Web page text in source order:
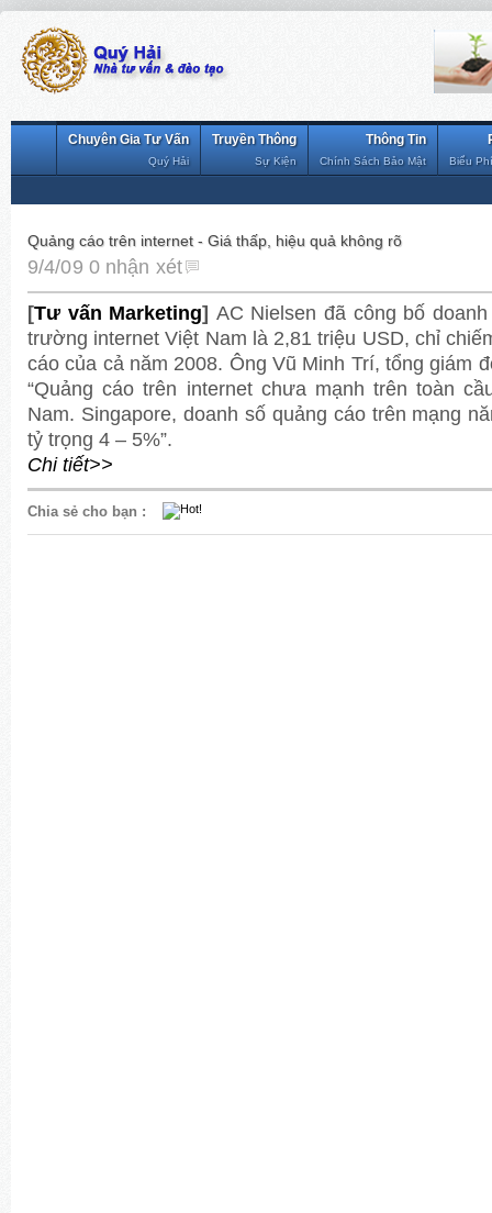
Biểu
Thông Tin
Chính Sách Bảo Mật
Truyền Thông
Sự Kiện
Chuyên Gia Tư Vấn
Quý Hải
Quảng cáo trên internet - Giá thấp, hiệu quả không rõ
9/4/09 0 nhận xét
[Tư vấn Marketing] AC Nielsen đã công bố
trường internet Việt Nam là 2,81 triệu USD, chỉ
cáo của cả năm 2008. Ông Vũ Minh Trí, tổng giám
“Quảng cáo trên internet chưa mạnh trên toàn
Nam. Singapore, doanh số quảng cáo trên mạng
tỷ trọng 4 – 5%”.
Chi tiết>>
Chia sẻ cho bạn :